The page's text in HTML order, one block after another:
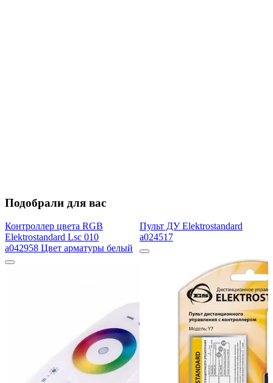
Подобрали для вас
Контроллер цвета RGB
Elektrostandard Lsc 010
a042958 Цвет арматуры белый
Пульт ДУ Elektrostandard
a024517